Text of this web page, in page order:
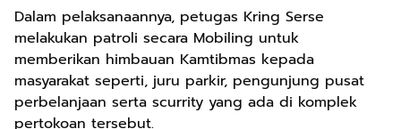
Dalam pelaksanaannya, petugas Kring Serse
melakukan patroli secara Mobiling untuk
memberikan himbauan Kamtibmas kepada
masyarakat seperti, juru parkir, pengunjung pusat
perbelanjaan serta scurrity yang ada di komplek
pertokoan tersebut.